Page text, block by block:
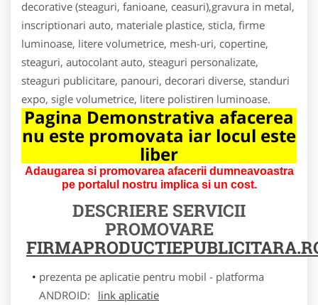
decorative (steaguri, fanioane, ceasuri),gravura in metal,
inscriptionari auto, materiale plastice, sticla, firme
luminoase, litere volumetrice, mesh-uri, copertine,
steaguri, autocolant auto, steaguri personalizate,
steaguri publicitare, panouri, decorari diverse, standuri
expo, sigle volumetrice, litere polistiren luminoase.
Pagina Demonstrativa afacerea
nu este promovata iar locul este
liber
Adaugarea si promovarea afacerii dumneavoastra
pe portalul nostru implica si un cost.
DESCRIERE SERVICII
PROMOVARE
prezenta pe aplicatie pentru mobil - platforma
ANDROID:
link aplicatie